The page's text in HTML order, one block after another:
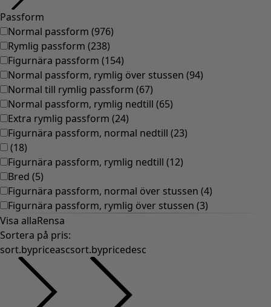
Passform
Normal passform (976)
Rymlig passform (238)
Figurnära passform (154)
Normal passform, rymlig över stussen (94)
Normal till rymlig passform (67)
Normal passform, rymlig nedtill (65)
Extra rymlig passform (24)
Figurnära passform, normal nedtill (23)
(18)
Figurnära passform, rymlig nedtill (12)
Bred (5)
Figurnära passform, normal över stussen (4)
Figurnära passform, rymlig över stussen (3)
Visa allaRensa
Sortera på pris:
sort.bypriceascsort.bypricedesc